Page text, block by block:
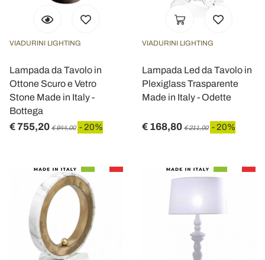
VIADURINI LIGHTING
Lampada da Tavolo in
Ottone Scuro e Vetro
Stone Made in Italy -
Bottega
€ 755,20 € 944,00 - 20%
VIADURINI LIGHTING
Lampada Led da Tavolo in
Plexiglass Trasparente
Made in Italy - Odette
€ 168,80 € 211,00 - 20%